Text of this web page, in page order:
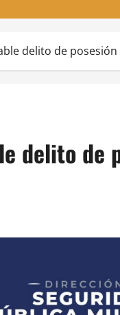
delito de posesión
delito de